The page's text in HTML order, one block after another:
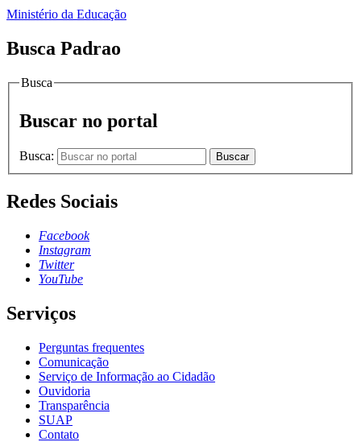
Ministério da Educação
Busca Padrao
Busca
Buscar no portal
Busca: Buscar
Redes Sociais
Facebook
Instagram
Twitter
YouTube
Serviços
Perguntas frequentes
Comunicação
Serviço de Informação ao Cidadão
Ouvidoria
Transparência
SUAP
Contato